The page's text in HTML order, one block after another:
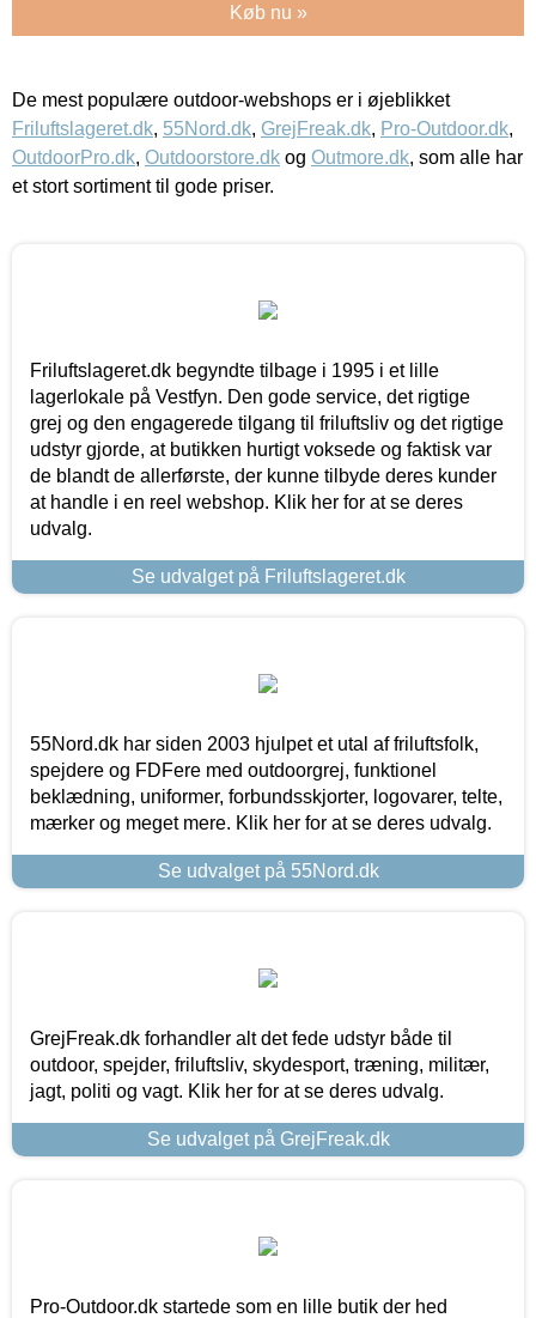
Køb nu »
De mest populære outdoor-webshops er i øjeblikket
Friluftslageret.dk, 55Nord.dk, GrejFreak.dk, Pro-Outdoor.dk,
OutdoorPro.dk, Outdoorstore.dk og Outmore.dk, som alle har
et stort sortiment til gode priser.
Friluftslageret.dk begyndte tilbage i 1995 i et lille
lagerlokale på Vestfyn. Den gode service, det rigtige
grej og den engagerede tilgang til friluftsliv og det rigtige
udstyr gjorde, at butikken hurtigt voksede og faktisk var
de blandt de allerførste, der kunne tilbyde deres kunder
at handle i en reel webshop. Klik her for at se deres
udvalg.
Se udvalget på Friluftslageret.dk
55Nord.dk har siden 2003 hjulpet et utal af friluftsfolk,
spejdere og FDFere med outdoorgrej, funktionel
beklædning, uniformer, forbundsskjorter, logovarer, telte,
mærker og meget mere. Klik her for at se deres udvalg.
Se udvalget på 55Nord.dk
GrejFreak.dk forhandler alt det fede udstyr både til
outdoor, spejder, friluftsliv, skydesport, træning, militær,
jagt, politi og vagt. Klik her for at se deres udvalg.
Se udvalget på GrejFreak.dk
Pro-Outdoor.dk startede som en lille butik der hed